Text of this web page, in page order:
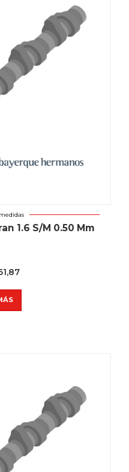
1.6 S/M 0.50 Mm